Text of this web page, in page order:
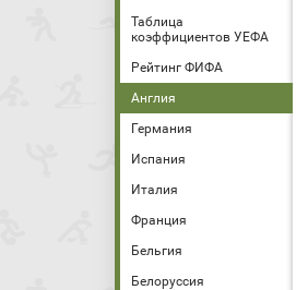
Таблица
коэффициентов УЕФА
Рейтинг ФИФА
Англия
Германия
Испания
Италия
Франция
Бельгия
Белоруссия